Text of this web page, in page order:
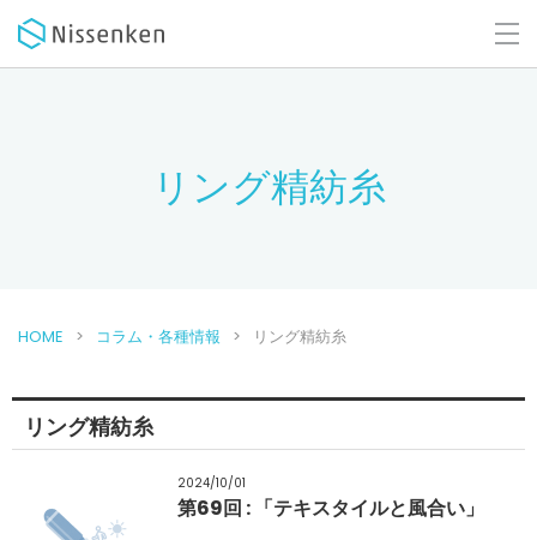
リング精紡糸
HOME コラム・各種情報 リング精紡糸
リング精紡糸
2024/10/01
第69回 : 「テキスタイルと風合い」